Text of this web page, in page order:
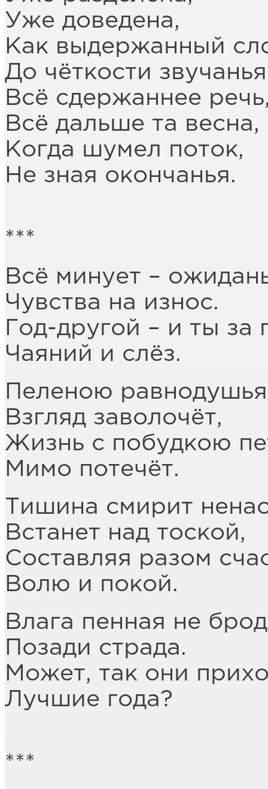
Уже доведена,
Как выдержанный
До чёткости
Всё сдержаннее
Всё дальше та весна,
Когда шумел поток,
Не зная окончанья.
***
Всё минует –
Чувства на износ.
Год-другой – и ты за
Чаяний и слёз.
Пеленою равнодушья
Взгляд заволочёт,
Жизнь с побудкою
Мимо потечёт.
Тишина смирит
Встанет над тоской,
Составляя разом
Волю и покой.
Влага пенная не
Позади страда.
Может, так они
Лучшие года?
***